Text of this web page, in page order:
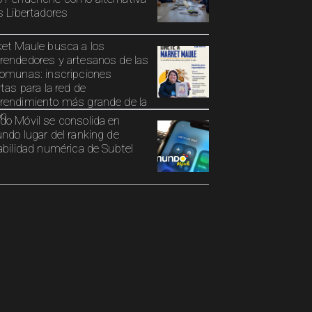
Libertadores
Maule busca a los
y artesanos de las
inscripciones
para la red de
más grande de la
Móvil se consolida en
lugar del ranking de
numérica de Subtel